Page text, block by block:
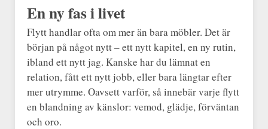
En ny fas i livet
Flytt handlar ofta om mer än bara möbler. Det är
början på något nytt – ett nytt kapitel, en ny rutin,
ibland ett nytt jag. Kanske har du lämnat en
relation, fått ett nytt jobb, eller bara längtar efter
mer utrymme. Oavsett varför, så innebär varje flytt
en blandning av känslor: vemod, glädje, förväntan
och oro.